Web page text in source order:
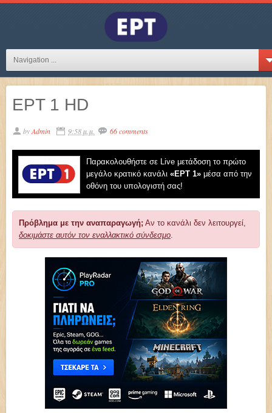
Navigation ...
ΕΡΤ 1 HD
byAdmin 9:58 μ.μ. 66 comments
Παρακολουθήστε σε Live μετάδοση το πρώτο
μεγάλο κρατικό κανάλι «EΡT 1» μέσα από την
οθόνη του υπολογιστή σας!
Πρόβλημα με την αναπαραγωγή; Αν το κανάλι δεν λειτουργεί,
δοκιμάστε αυτόν τον εναλλακτικό σύνδεσμο.